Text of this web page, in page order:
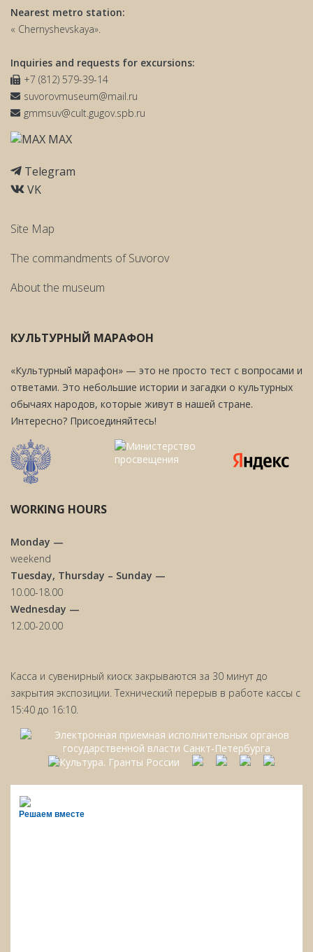
Nearest metro station:
« Chernyshevskaya».
Inquiries and requests for excursions:
+7 (812) 579-39-14
suvorovmuseum@mail.ru
gmmsuv@cult.gugov.spb.ru
MAX
Telegram
VK
Site Map
The commandments of Suvorov
About the museum
КУЛЬТУРНЫЙ МАРАФОН
«Культурный марафон» — это не просто тест с вопросами и
ответами. Это небольшие истории и загадки о культурных
обычаях народов, которые живут в нашей стране.
Интересно? Присоединяйтесь!
WORKING HOURS
Monday —
weekend
Tuesday, Thursday – Sunday —
10.00-18.00
Wednesday —
12.00-20.00
Касса и сувенирный киоск закрываются за 30 минут до
закрытия экспозиции. Технический перерыв в работе кассы с
15:40 до 16:10.
Решаем вместе